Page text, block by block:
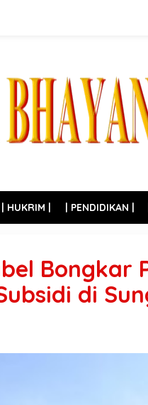
| HUKRIM | | PENDIDIKAN |
Bongkar
di